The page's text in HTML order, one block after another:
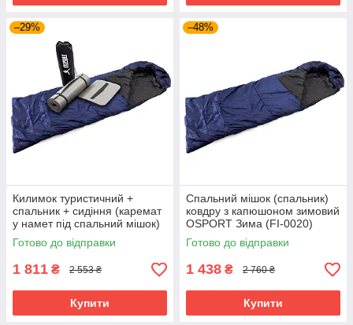
–29%
Килимок туристичний +
спальник + сидіння (каремат
у намет під спальний мішок)
OSPORT Lite Зима (n-0016)
Темно-синій
Готово до відправки
1 811 ₴ 2 553 ₴
Купити
–48%
Спальний мішок (спальник)
ковдру з капюшоном зимовий
OSPORT Зима (FI-0020)
Темно-синій
Готово до відправки
1 438 ₴ 2 760 ₴
Купити